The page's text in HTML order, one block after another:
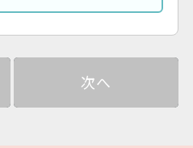
次へ